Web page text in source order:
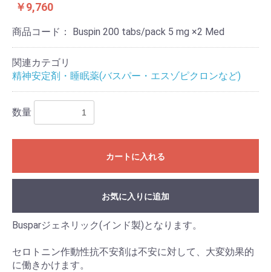
￥9,760
商品コード： Buspin 200 tabs/pack 5 mg ×2 Med
関連カテゴリ
精神安定剤・睡眠薬(バスパー・エスゾピクロンなど)
数量
カートに入れる
お気に入りに追加
Busparジェネリック(インド製)となります。
セロトニン作動性抗不安剤は不安に対して、大変効果的
に働きかけます。